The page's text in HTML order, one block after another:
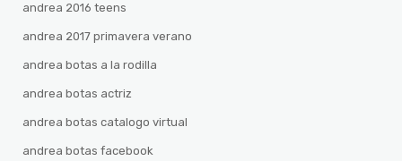
andrea 2016 teens
andrea 2017 primavera verano
andrea botas a la rodilla
andrea botas actriz
andrea botas catalogo virtual
andrea botas facebook